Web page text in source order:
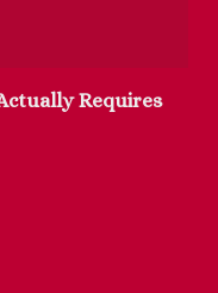
Requires